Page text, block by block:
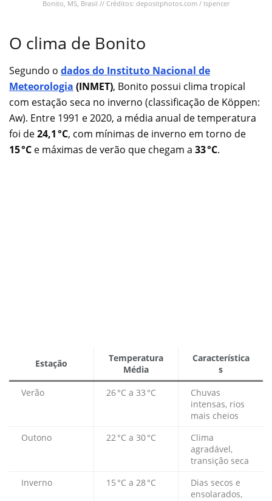
Bonito, MS, Brasil // Créditos: depositphotos.com / lspencer
O clima de Bonito
Segundo o dados do Instituto Nacional de
Meteorologia (INMET), Bonito possui clima tropical
com estação seca no inverno (classificação de Köppen:
Aw). Entre 1991 e 2020, a média anual de temperatura
foi de24,1 °C, com mínimas de inverno em torno de
15 °C e máximas de verão que chegam a 33 °C.
Estação
Temperatura
Média
Característica
s
Verão
26 °C a 33 °C
Chuvas
intensas, rios
mais cheios
Outono
22 °C a 30 °C
Clima
agradável,
transição seca
Inverno
15 °C a 28 °C
Dias secos e
ensolarados,